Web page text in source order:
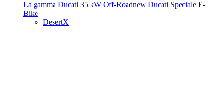
La gamma Ducati 35 kW Off-Roadnew Ducati Speciale E-
Bike
DesertX